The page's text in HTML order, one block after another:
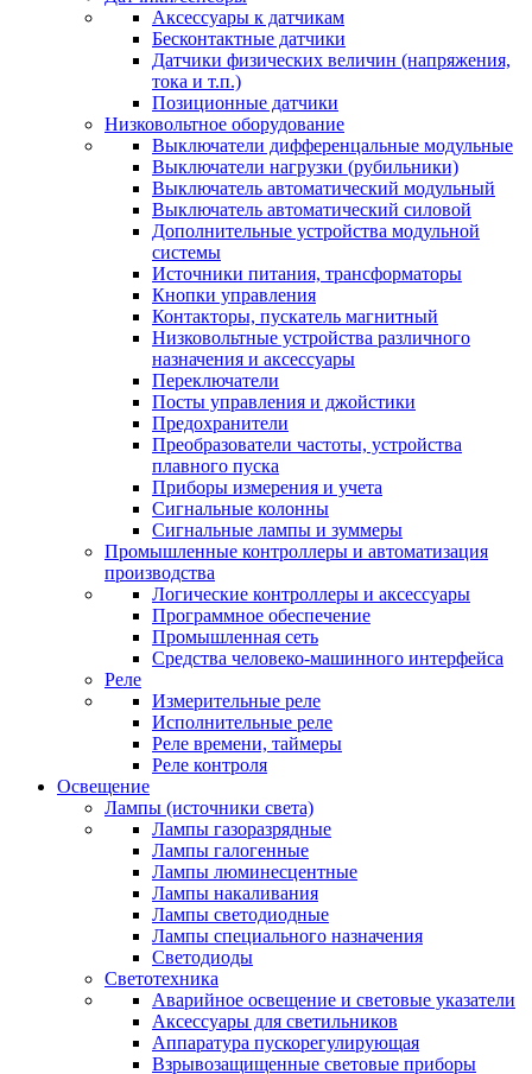
Аксессуары к датчикам
Бесконтактные датчики
Датчики физических величин (напряжения,
тока и т.п.)
Позиционные датчики
Низковольтное оборудование
Выключатели дифференцальные модульные
Выключатели нагрузки (рубильники)
Выключатель автоматический модульный
Выключатель автоматический силовой
Дополнительные устройства модульной
системы
Источники питания, трансформаторы
Кнопки управления
Контакторы, пускатель магнитный
Низковольтные устройства различного
назначения и аксессуары
Переключатели
Посты управления и джойстики
Предохранители
Преобразователи частоты, устройства
плавного пуска
Приборы измерения и учета
Сигнальные колонны
Сигнальные лампы и зуммеры
Промышленные контроллеры и автоматизация
производства
Логические контроллеры и аксессуары
Программное обеспечение
Промышленная сеть
Средства человеко-машинного интерфейса
Реле
Измерительные реле
Исполнительные реле
Реле времени, таймеры
Реле контроля
Освещение
Лампы (источники света)
Лампы газоразрядные
Лампы галогенные
Лампы люминесцентные
Лампы накаливания
Лампы светодиодные
Лампы специального назначения
Светодиоды
Светотехника
Аварийное освещение и световые указатели
Аксессуары для светильников
Аппаратура пускорегулирующая
Взрывозащищенные световые приборы